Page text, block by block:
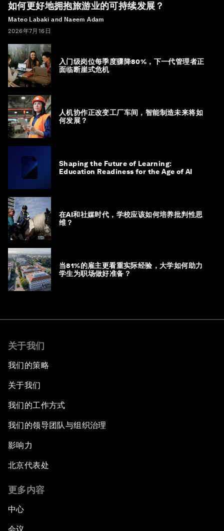
如何更好地拥抱旅游业的可持续发展？
Mateo Labaki and Naeem Adam
2026年7月16日
入门级岗位每季度骤降80%，下一代管理者正
面临断崖式危机
人机协作正改变工厂车间，智能制造未来将如
何发展？
Shaping the Future of Learning:
Education Readiness for the Age of AI
在AI和社媒时代，学校应该如何培养批判性思
维？
当81%的雇主更看重实际经验，大学如何助力
学生为职场做好准备？
关于我们
我们的策略
关于我们
我们的工作方式
我们的领导团队与组织治理
影响力
北京代表处
更多内容
中心